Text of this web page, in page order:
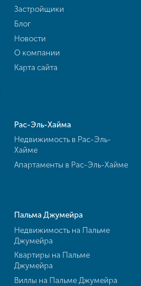
Застройщики
Блог
Новости
О компании
Карта сайта
Рас-Эль-Хайма
Недвижимость в Рас-Эль-
Хайме
Апартаменты в Рас-Эль-Хайме
Пальма Джумейра
Недвижимость на Пальме
Джумейра
Квартиры на Пальме
Джумейра
Виллы на Пальме Джумейра